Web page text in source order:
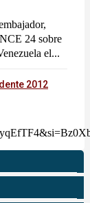
24 sobre
el...
2012